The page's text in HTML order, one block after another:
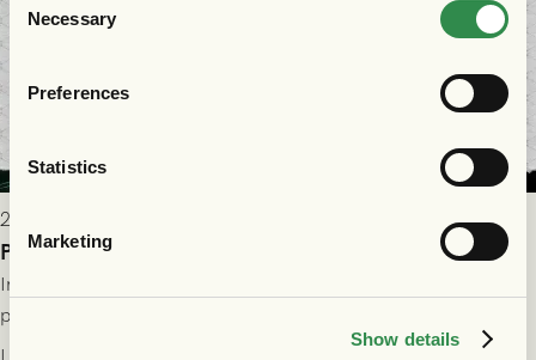
Selection
Necessary
Preferences
Statistics
Marketing
Show details
2026-07-29 9:15
Publikinformation: FC Nordsjælland - GAIS 30/7
Information för dig som ska se FC Nordsjælland - GAIS på
plats på Right to Dream Park torsdagen den 30/7 kl. 19.00.